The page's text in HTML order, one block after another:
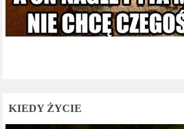
KIEDY ŻYCIE